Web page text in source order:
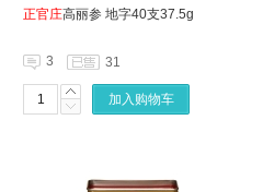
正官庄高丽参 地字40支37.5g
3 31
加入购物车